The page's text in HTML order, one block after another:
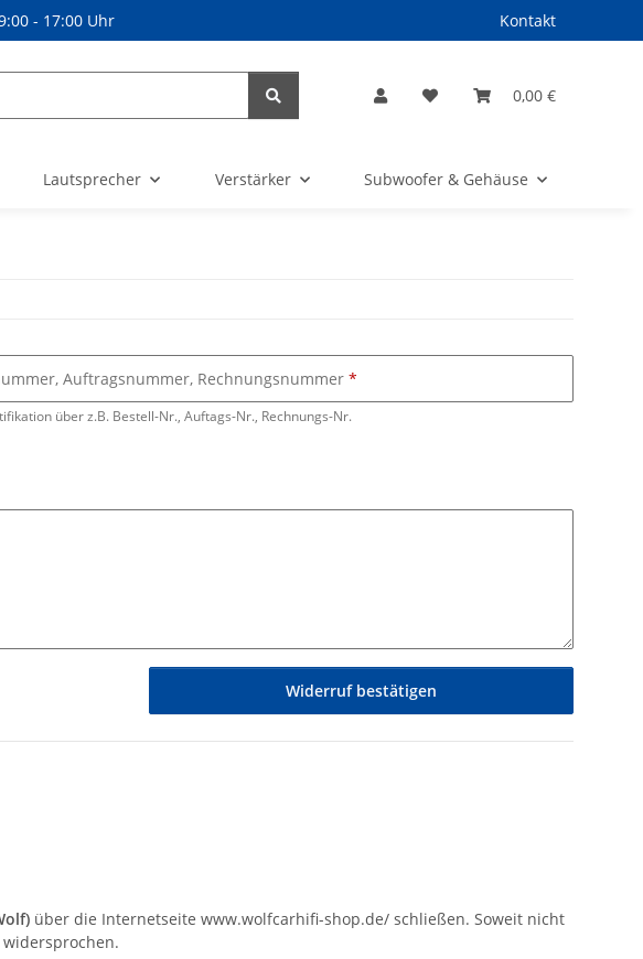
Kontakt
- 17:00 Uhr
0,00 €
Lautsprecher Verstärker Subwoofer & Gehäuse
über z.B. Bestell-Nr., Auftags-Nr., Rechnungs-Nr.
Auftragsnummer, Rechnungsnummer
Widerruf bestätigen
) über die Internetseite www.wolfcarhifi-shop.de/ schließen. Soweit nicht